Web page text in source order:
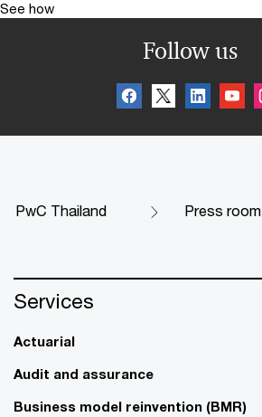
See how
Follow us
PwC Thailand Press room
Services
Actuarial
Audit and assurance
Business model reinvention (BMR)